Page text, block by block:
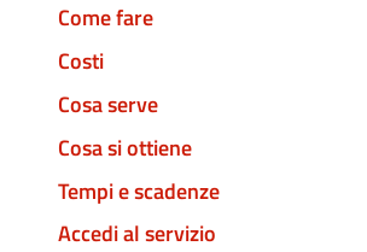
Come fare
Costi
Cosa serve
Cosa si ottiene
Tempi e scadenze
Accedi al servizio